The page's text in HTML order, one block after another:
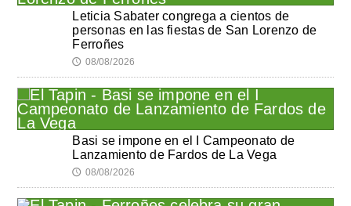
Leticia Sabater congrega a cientos de
personas en las fiestas de San Lorenzo de
Ferroñes
🕔 08/08/2026
Basi se impone en el I Campeonato de
Lanzamiento de Fardos de La Vega
🕔 08/08/2026